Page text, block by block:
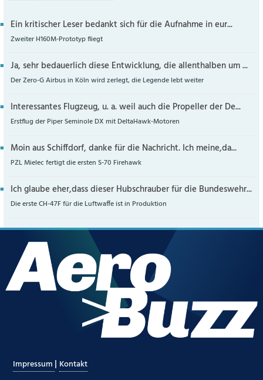
Ein kritischer Leser bedankt sich für die Aufnahme in eur...
Zweiter H160M-Prototyp fliegt
Ja, sehr bedauerlich diese Entwicklung, die allenthalben um ...
Der Zero-G Airbus in Köln wird zerlegt, die Legende lebt weiter
Interessantes Flugzeug, u. a. weil auch die Propeller der De...
Erstflug der Piper Seminole DX mit DeltaHawk-Motoren
Moin aus Schiffdorf, danke für die Nachricht. Ich meine,da...
PZL Mielec fertigt die ersten S-70 Firehawk
Ich glaube eher,dass dieser Hubschrauber für die Bundeswehr...
Die erste CH-47F für die Luftwaffe ist in Produktion
Impressum | Kontakt